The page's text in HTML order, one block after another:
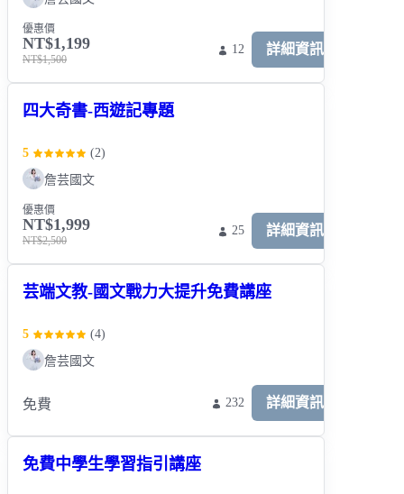
優惠價
NT$1,199
NT$1,500
12 詳細資訊
四大奇書-西遊記專題
5 (2)
詹芸國文
優惠價
NT$1,999
NT$2,500
25 詳細資訊
芸端文教-國文戰力大提升免費講座
5 (4)
詹芸國文
免費 232 詳細資訊
免費中學生學習指引講座